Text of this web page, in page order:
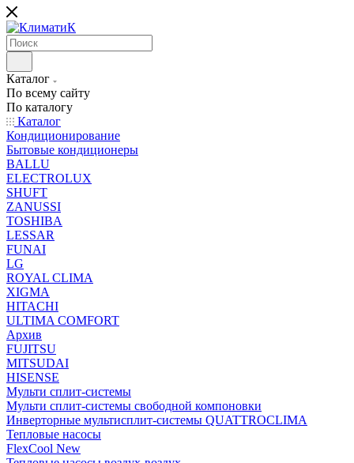
Каталог
По всему сайту
По каталогу
Каталог
Кондиционирование
Бытовые кондиционеры
BALLU
ELECTROLUX
SHUFT
ZANUSSI
TOSHIBA
LESSAR
FUNAI
LG
ROYAL CLIMA
XIGMA
HITACHI
ULTIMA COMFORT
Архив
FUJITSU
MITSUDAI
HISENSE
Мульти сплит-системы
Мульти сплит-системы свободной компоновки
Инверторные мультисплит-системы QUATTROCLIMA
Тепловые насосы
FlexCool New